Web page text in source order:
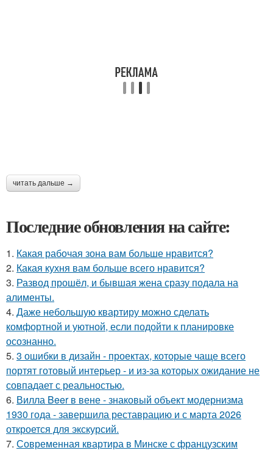
читать дальше →
Последние обновления на сайте:
1. Какая рабочая зона вам больше нравится?
2. Какая кухня вам больше всего нравится?
3. Развод прошёл, и бывшая жена сразу подала на
алименты.
4. Даже небольшую квартиру можно сделать
комфортной и уютной, если подойти к планировке
осознанно.
5. 3 ошибки в дизайн - проектах, которые чаще всего
портят готовый интерьер - и из-за которых ожидание не
совпадает с реальностью.
6. Вилла Beer в вене - знаковый объект модернизма
1930 года - завершила реставрацию и с марта 2026
откроется для экскурсий.
7. Современная квартира в Минске с французским